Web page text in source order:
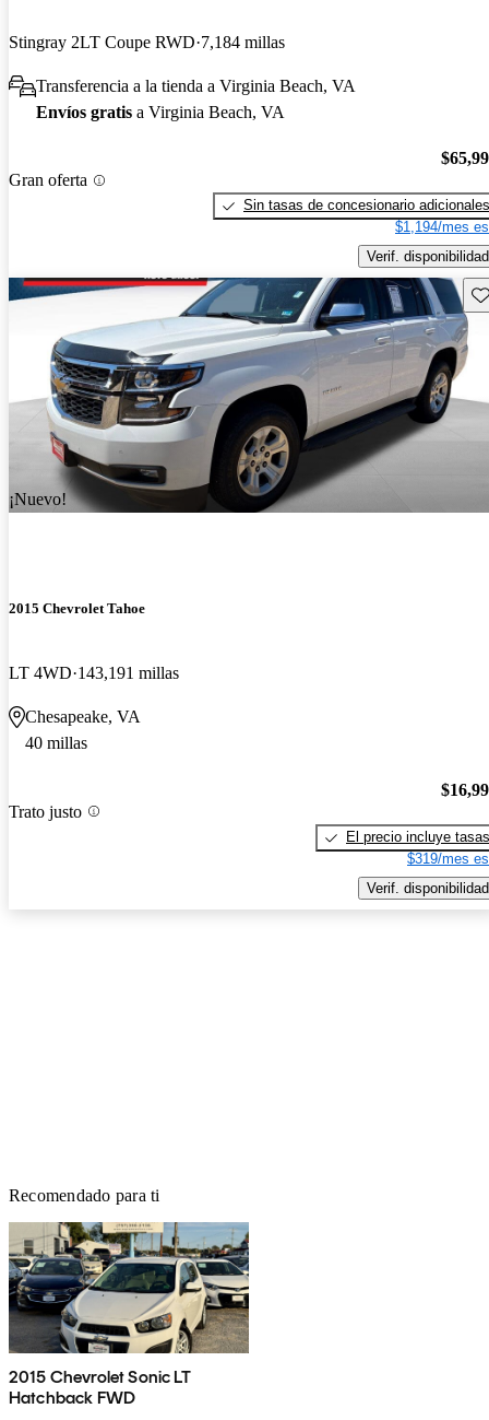
Stingray 2LT Coupe RWD 7,184 millas
Transferencia a la tienda a Virginia Beach, VA
Envíos gratis a Virginia Beach, VA
Gran oferta
Sin tasas de concesionario adicionales
$1,194/mes
Verif. disponibilidad
¡Nuevo!
2015 Chevrolet Tahoe
LT 4WD 143,191 millas
Chesapeake, VA
40 millas
Trato justo
El precio incluye tasas
$319/mes
Verif. disponibilidad
Recomendado para ti
2015 Chevrolet Sonic LT
Hatchback FWD